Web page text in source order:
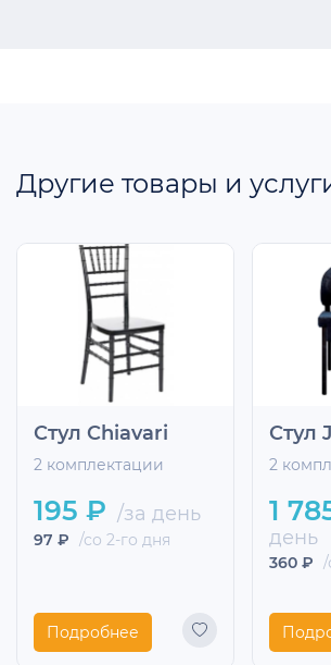
Другие товары и
Стул Chiavari
2 комплектации
195 ₽ /за день
97 ₽ /со 2-го дня
Подробнее
Стул
2
1
день
360 ₽ /